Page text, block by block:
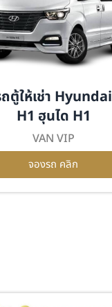
ตู้ให้เช่า Hyundai
H1 ฮุนได H1
VAN VIP
จองรถ คลิก